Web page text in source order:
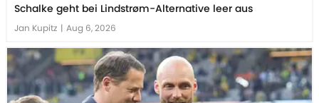
Schalke geht bei Lindstrøm-Alternative leer aus
Jan Kupitz | Aug 6, 2026